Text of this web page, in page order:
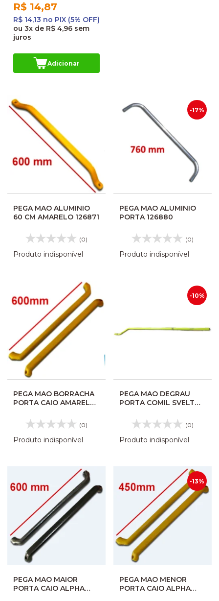
R$ 14,87
R$ 14,13 no PIX (5% OFF)
ou 3x de R$ 4,96 sem
juros
Adicionar
PEGA MAO ALUMINIO
60 CM AMARELO 126871
(0)
Produto indisponível
-17%
PEGA MAO ALUMINIO
PORTA 126880
(0)
Produto indisponível
PEGA MAO BORRACHA
PORTA CAIO AMARELO
FURO
(0)
Produto indisponível
-10%
PEGA MAO DEGRAU
PORTA COMIL SVELTO
(0)
Produto indisponível
PEGA MAO MAIOR
PORTA CAIO ALPHA
-13%
PEGA MAO MENOR
PORTA CAIO ALPHA